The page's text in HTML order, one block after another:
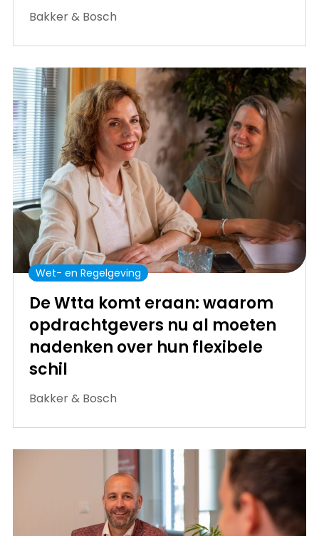
Bakker & Bosch
Wet- en Regelgeving
De Wtta komt eraan: waarom
opdrachtgevers nu al moeten
nadenken over hun flexibele
schil
Bakker & Bosch